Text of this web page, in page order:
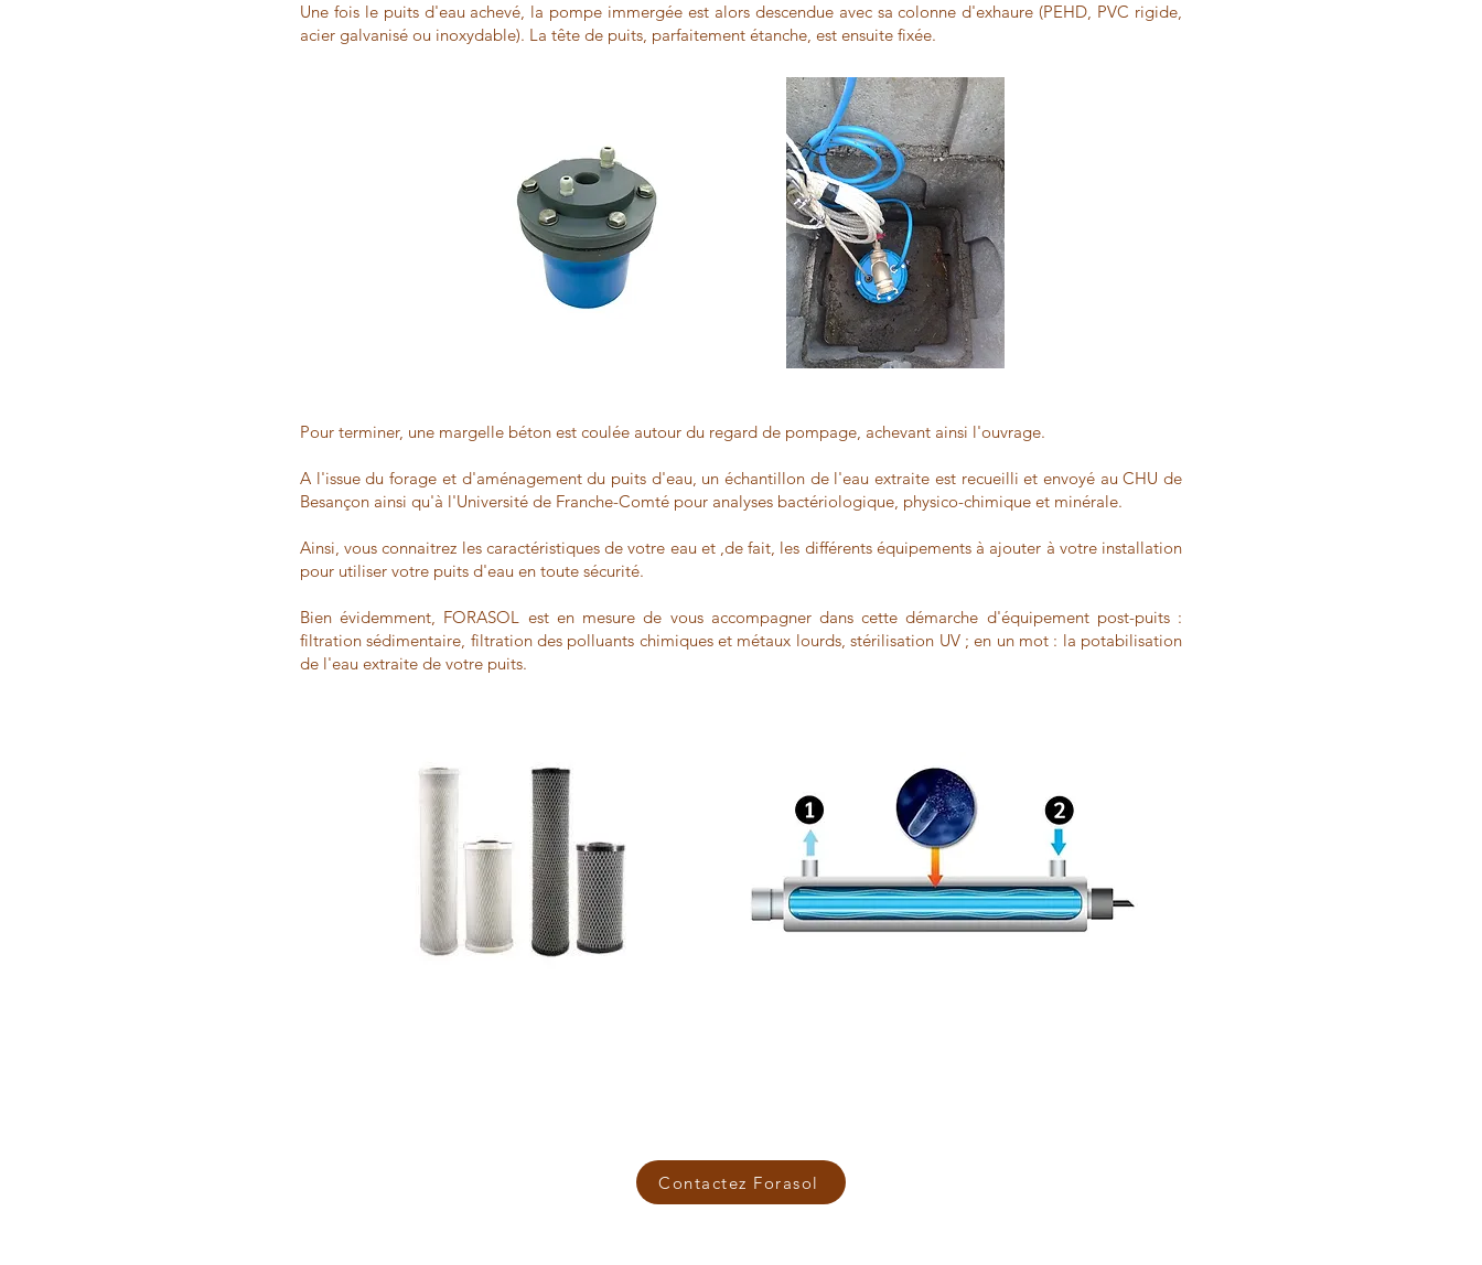
Une fois le puits d'eau achevé, la pompe immergée est alors descendue avec sa colonne d'exhaure (PEHD, PVC rigide,
acier galvanisé ou inoxydable). La tête de puits, parfaitement étanche, est ensuite fixée.
Pour terminer, une margelle béton est coulée autour du regard de pompage, achevant ainsi l'ouvrage.
A l'issue du forage et d'aménagement du puits d'eau, un échantillon de l'eau extraite est recueilli et envoyé au CHU de
Besançon ainsi qu'à l'Université de Franche-Comté pour analyses bactériologique, physico-chimique et minérale.
Ainsi, vous connaitrez les caractéristiques de votre eau et ,de fait, les différents équipements à ajouter à votre installation
pour utiliser votre puits d'eau en toute sécurité.
Bien évidemment, FORASOL est en mesure de vous accompagner dans cette démarche d'équipement post-puits :
filtration sédimentaire, filtration des polluants chimiques et métaux lourds, stérilisation UV ; en un mot : la potabilisation
de l'eau extraite de votre puits.
Contactez Forasol